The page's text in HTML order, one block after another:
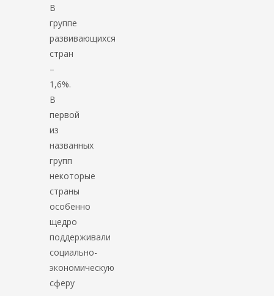
В
группе
развивающихся
стран
–
1,6%.
В
первой
из
названных
групп
некоторые
страны
особенно
щедро
поддерживали
социально-
экономическую
сферу